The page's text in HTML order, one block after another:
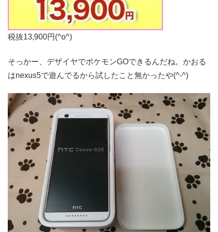
税抜13,900円(^o^)
そっかー、デザイヤでポケモンGOできるんだね。かおる
はnexus5で遊んでるから試したこと無かったや(^-^)